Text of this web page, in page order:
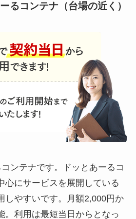
るコンテナ（台場の近く）
ンテナです。ドッとあーるコ
心にサービスを展開している
しやすいです。月額2,000円か
。利用は最短当日からとなっ